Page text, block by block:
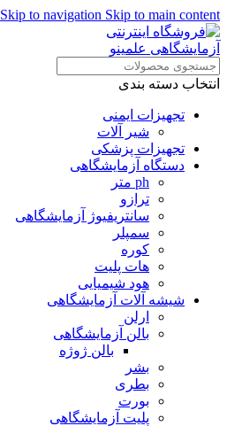
Skip to navigation Skip to main content
انتخاب دسته بندی
تجهیزات ایمنی
شیر آلات
تجهیزات پزشکی
دستگاه آزمایشگاهی
ph متر
ترازو
سانتریفیوژ آزمایشگاهی
سمپلر
کوره
هات پلیت
هود شیمیایی
شیشه آلات آزمایشگاهی
ارلن
بالن آزمایشگاهی
بالن ژوژه
بشر
بطری
بورت
پلیت آزمایشگاهی
همراهان علمینو به علت نوسانات
قیمت سفارش های خود را در
واتساپ ثبت کنید یا تماس بگیرید.